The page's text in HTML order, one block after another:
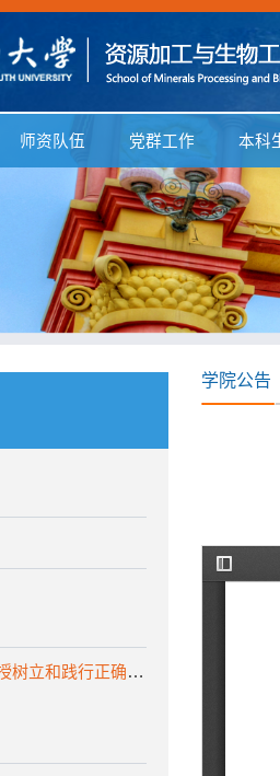
师资队伍 党群工作 本科
何军副校长讲授树立和践行正确政绩观学习教育专题党课
学院公告